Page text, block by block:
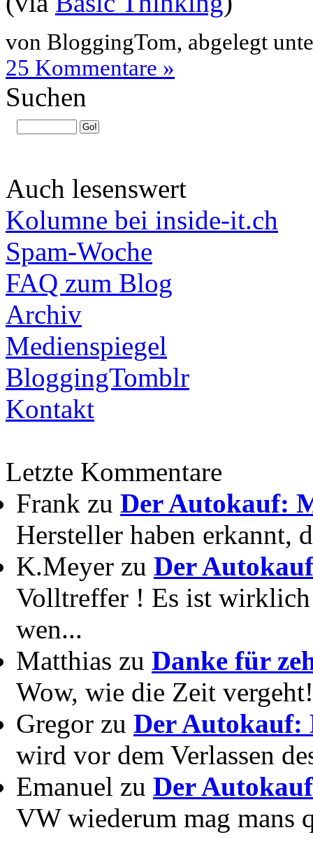
von BloggingTom, abgelegt
25 Kommentare »
Suchen
Auch lesenswert
Kolumne bei inside-it.ch
Spam-Woche
FAQ zum Blog
Archiv
Medienspiegel
BloggingTomblr
Kontakt
Letzte Kommentare
Frank zu Der Autokauf:
Hersteller haben erkannt,
K.Meyer zu Der
Volltreffer ! Es ist wirklich
wen...
Matthias zu Danke für
Wow, wie die Zeit
Gregor zu Der Autokauf:
wird vor dem Verlassen
Emanuel zu Der
VW wiederum mag mans